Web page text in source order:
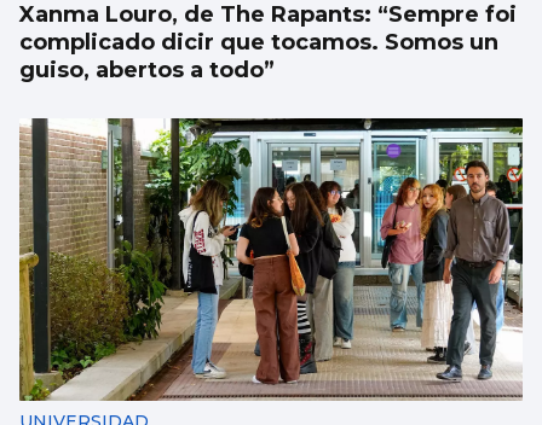
Xanma Louro, de The Rapants: “Sempre foi
complicado dicir que tocamos. Somos un
guiso, abertos a todo”